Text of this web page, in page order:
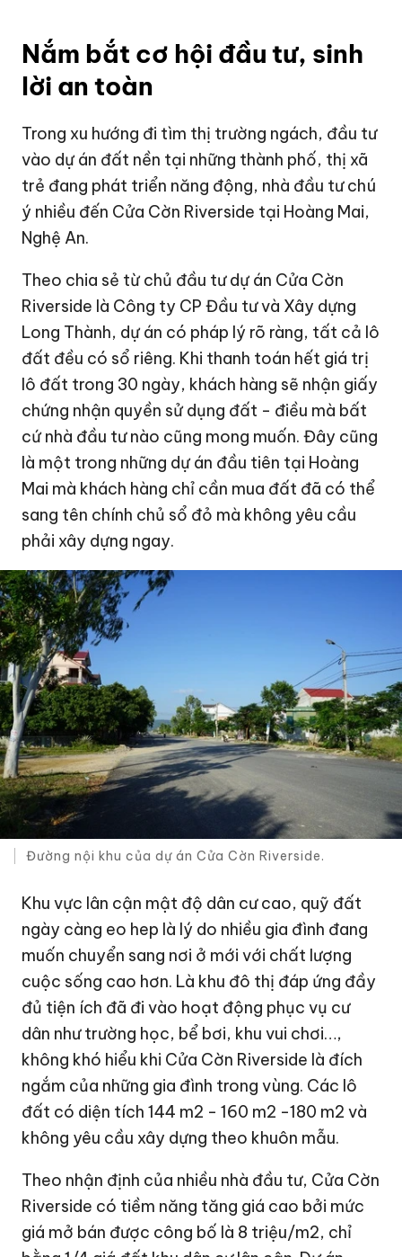
Nắm bắt cơ hội đầu tư, sinh
lời an toàn
Trong xu hướng đi tìm thị trường ngách, đầu tư
vào dự án đất nền tại những thành phố, thị xã
trẻ đang phát triển năng động, nhà đầu tư chú
ý nhiều đến Cửa Cờn Riverside tại Hoàng Mai,
Nghệ An.
Theo chia sẻ từ chủ đầu tư dự án Cửa Cờn
Riverside là Công ty CP Đầu tư và Xây dựng
Long Thành, dự án có pháp lý rõ ràng, tất cả lô
đất đều có sổ riêng. Khi thanh toán hết giá trị
lô đất trong 30 ngày, khách hàng sẽ nhận giấy
chứng nhận quyền sử dụng đất - điều mà bất
cứ nhà đầu tư nào cũng mong muốn. Đây cũng
là một trong những dự án đầu tiên tại Hoàng
Mai mà khách hàng chỉ cần mua đất đã có thể
sang tên chính chủ sổ đỏ mà không yêu cầu
phải xây dựng ngay.
Đường nội khu của dự án Cửa Cờn Riverside.
Khu vực lân cận mật độ dân cư cao, quỹ đất
ngày càng eo hep là lý do nhiều gia đình đang
muốn chuyển sang nơi ở mới với chất lượng
cuộc sống cao hơn. Là khu đô thị đáp ứng đầy
đủ tiện ích đã đi vào hoạt động phục vụ cư
dân như trường học, bể bơi, khu vui chơi…,
không khó hiểu khi Cửa Cờn Riverside là đích
ngắm của những gia đình trong vùng. Các lô
đất có diện tích 144 m2 - 160 m2 -180 m2 và
không yêu cầu xây dựng theo khuôn mẫu.
Theo nhận định của nhiều nhà đầu tư, Cửa Cờn
Riverside có tiềm năng tăng giá cao bởi mức
giá mở bán được công bố là 8 triệu/m2, chỉ